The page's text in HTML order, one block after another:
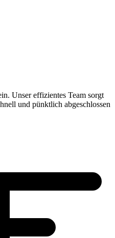
Unser effizientes Team sorgt
und pünktlich abgeschlossen